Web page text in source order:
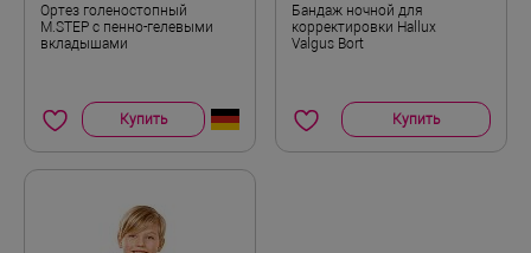
Ортез голеностопный
M.STEP с пенно-гелевыми
вкладышами
Купить
Бандаж ночной для
корректировки Hallux
Valgus Bort
Купить